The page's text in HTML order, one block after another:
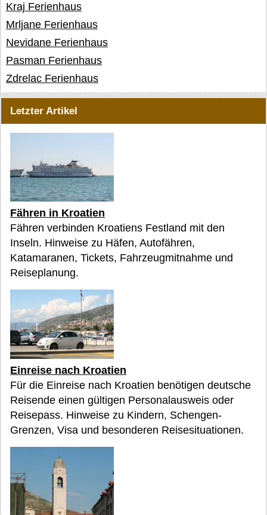
Kraj Ferienhaus
Mrljane Ferienhaus
Nevidane Ferienhaus
Pasman Ferienhaus
Zdrelac Ferienhaus
Letzter Artikel
Fähren in Kroatien
Fähren verbinden Kroatiens Festland mit den
Inseln. Hinweise zu Häfen, Autofähren,
Katamaranen, Tickets, Fahrzeugmitnahme und
Reiseplanung.
Einreise nach Kroatien
Für die Einreise nach Kroatien benötigen deutsche
Reisende einen gültigen Personalausweis oder
Reisepass. Hinweise zu Kindern, Schengen-
Grenzen, Visa und besonderen Reisesituationen.